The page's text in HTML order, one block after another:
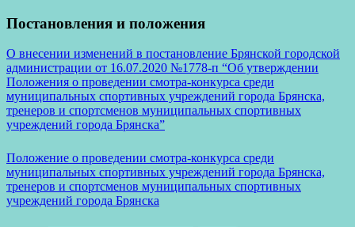
Постановления и положения
О внесении изменений в постановление Брянской городской
администрации от 16.07.2020 №1778-п “Об утверждении
Положения о проведении смотра-конкурса среди
муниципальных спортивных учреждений города Брянска,
тренеров и спортсменов муниципальных спортивных
учреждений города Брянска”
Положение о проведении смотра-конкурса среди
муниципальных спортивных учреждений города Брянска,
тренеров и спортсменов муниципальных спортивных
учреждений города Брянска